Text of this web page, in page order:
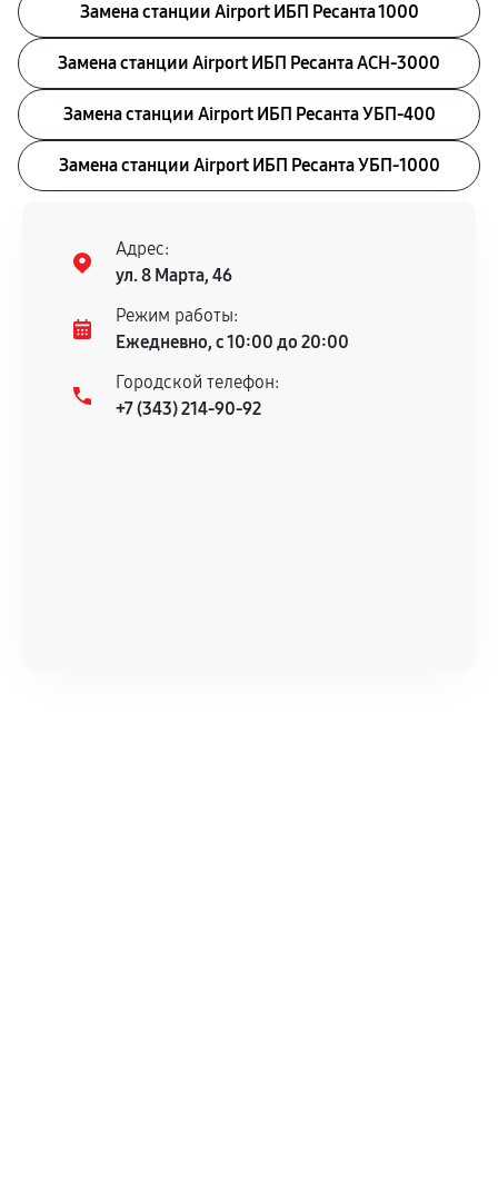
Замена станции Airport ИБП Ресанта 1000
Замена станции Airport ИБП Ресанта АСН-3000
Замена станции Airport ИБП Ресанта УБП-400
Замена станции Airport ИБП Ресанта УБП-1000
Адрес:
ул. 8 Марта, 46
Режим работы:
Ежедневно, с 10:00 до 20:00
Городской телефон:
+7 (343) 214-90-92